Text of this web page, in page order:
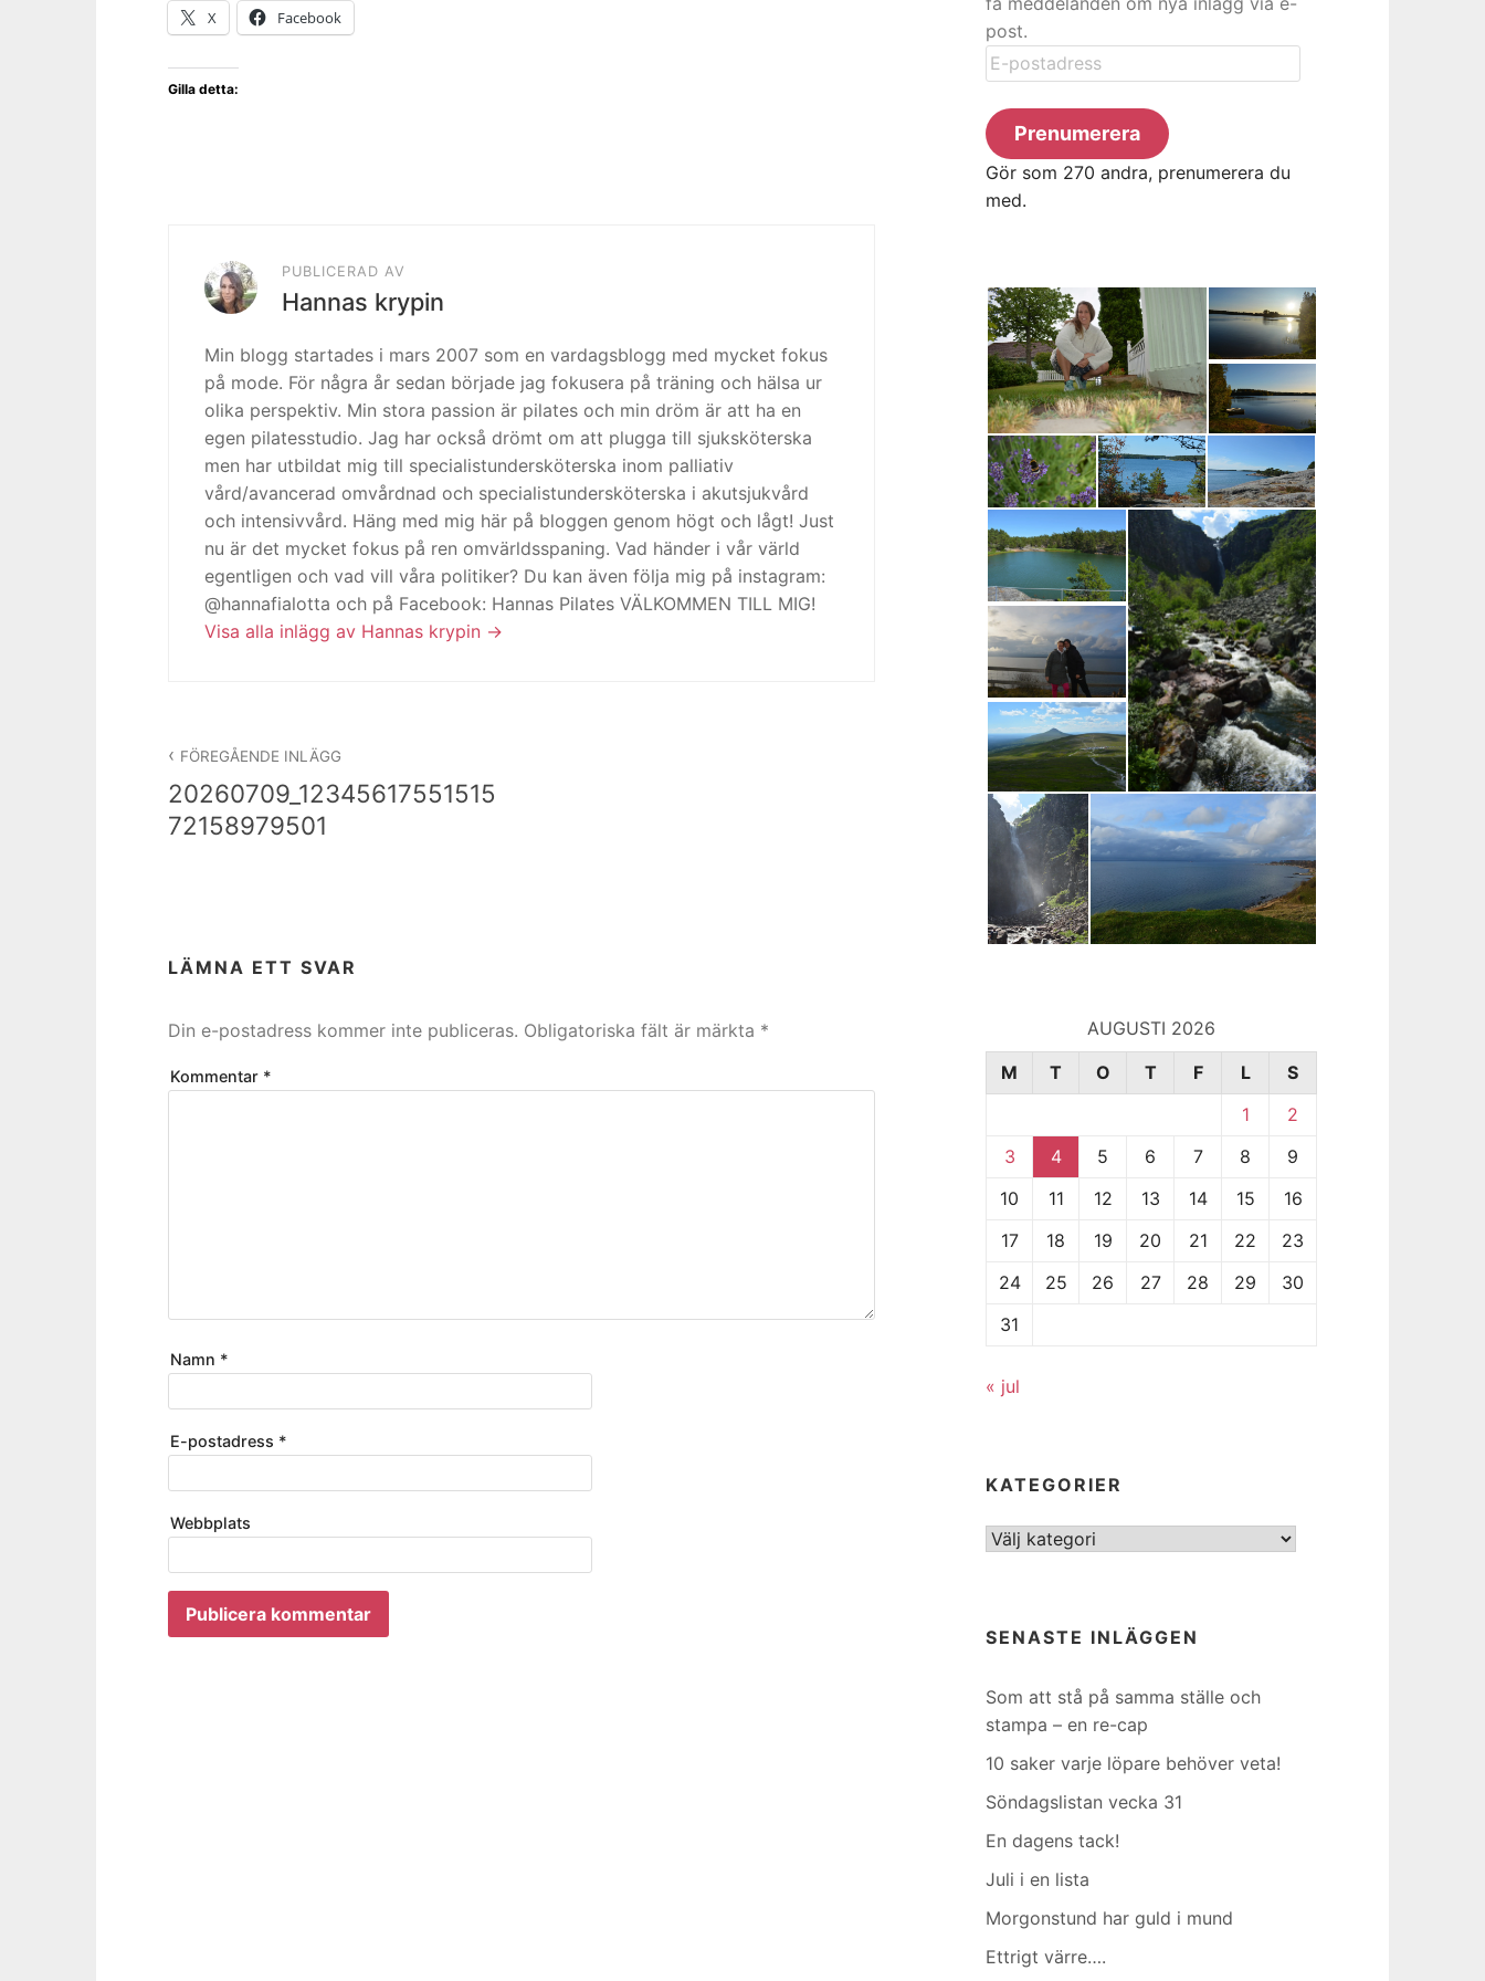
X Facebook
Gilla detta:
PUBLICERAD AV
Hannas krypin
Min blogg startades i mars 2007 som en vardagsblogg med mycket fokus
på mode. För några år sedan började jag fokusera på träning och hälsa ur
olika perspektiv. Min stora passion är pilates och min dröm är att ha en
egen pilatesstudio. Jag har också drömt om att plugga till sjuksköterska
men har utbildat mig till specialistundersköterska inom palliativ
vård/avancerad omvårdnad och specialistundersköterska i akutsjukvård
och intensivvård. Häng med mig här på bloggen genom högt och lågt! Just
nu är det mycket fokus på ren omvärldsspaning. Vad händer i vår värld
egentligen och vad vill våra politiker? Du kan även följa mig på instagram:
@hannafialotta och på Facebook: Hannas Pilates VÄLKOMMEN TILL MIG!
Visa alla inlägg av Hannas krypin
FÖREGÅENDE INLÄGG
20260709_12345617551515
72158979501
LÄMNA ETT SVAR
Din e-postadress kommer inte publiceras. Obligatoriska fält är märkta *
Kommentar *
Namn *
E-postadress *
Webbplats
post.
E-
postadress
Prenumerera
Gör som 270 andra, prenumerera du
med.
AUGUSTI 2026
M
T O T F L
S
1
2
3
4 5 6 7 8
9
10
11 12 13 14 15
16
17
18 19 20 21 22
23
24
25 26 27 28 29
30
31
« jul
KATEGORIER
Kategorier
SENASTE INLÄGGEN
Som att stå på samma ställe och
stampa – en re-cap
10 saker varje löpare behöver veta!
Söndagslistan vecka 31
En dagens tack!
Juli i en lista
Morgonstund har guld i mund
Ettrigt värre….